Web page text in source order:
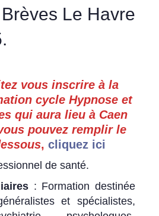
Le Havre
vous inscrire à la
cycle Hypnose et
qui aura lieu à Caen
pouvez remplir le
, cliquez ici
de santé.
: Formation destinée
et spécialistes,